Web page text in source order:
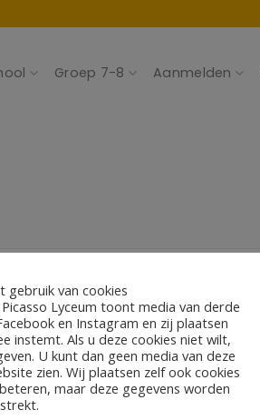
Groep 7-8 Aanmelden
gebruik van cookies
Lyceum toont media van derde
en Instagram en zij plaatsen
instemt. Als u deze cookies niet wilt,
U kunt dan geen media van deze
zien. Wij plaatsen zelf ook cookies
maar deze gegevens worden